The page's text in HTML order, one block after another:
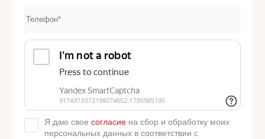
Я даю свое согласие на сбор и обработку моих
персональных данных в соответствии с